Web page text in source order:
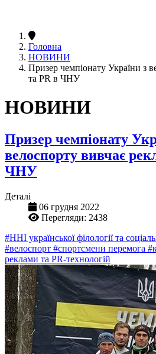
Головна
НОВИНИ
Призер чемпіонату України з
та PR в ЧНУ
НОВИНИ
Призер чемпіонату
велоспорту вивчає
ЧНУ
Деталі
06 грудня 2022
Перегляди: 2438
#ННІ української філології та
#велоспорт #спортсмени перемога
реклами та PR-технологій